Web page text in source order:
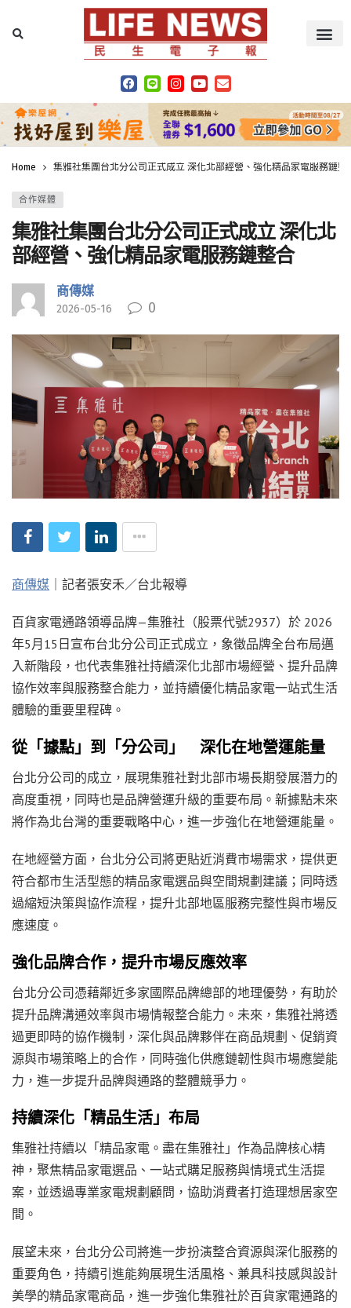
Home 集雅社集團台北分公司正式成立 深化北部經營、強化精品家電服務鏈整
合作媒體
集雅社集團台北分公司正式成立 深化北
部經營、強化精品家電服務鏈整合
商傳媒
2026-05-16 0
商傳媒 ｜記者張安禾／台北報導
百貨家電通路領導品牌—集雅社（股票代號2937）於 2026
年5月15日宣布台北分公司正式成立，象徵品牌全台布局邁
入新階段，也代表集雅社持續深化北部市場經營、提升品牌
協作效率與服務整合能力，並持續優化精品家電一站式生活
體驗的重要里程碑。
從「據點」到「分公司」 深化在地營運能量
台北分公司的成立，展現集雅社對北部市場長期發展潛力的
高度重視，同時也是品牌營運升級的重要布局。新據點未來
將作為北台灣的重要戰略中心，進一步強化在地營運能量。
在地經營方面，台北分公司將更貼近消費市場需求，提供更
符合都市生活型態的精品家電選品與空間規劃建議；同時透
過縮短決策與協作流程，提升北部地區服務完整性與市場反
應速度。
強化品牌合作，提升市場反應效率
台北分公司憑藉鄰近多家國際品牌總部的地理優勢，有助於
提升品牌溝通效率與市場情報整合能力。未來，集雅社將透
過更即時的協作機制，深化與品牌夥伴在商品規劃、促銷資
源與市場策略上的合作，同時強化供應鏈韌性與市場應變能
力，進一步提升品牌與通路的整體競爭力。
持續深化「精品生活」布局
集雅社持續以「精品家電。盡在集雅社」作為品牌核心精
神，聚焦精品家電選品、一站式購足服務與情境式生活提
案，並透過專業家電規劃顧問，協助消費者打造理想居家空
間。
展望未來，台北分公司將進一步扮演整合資源與深化服務的
重要角色，持續引進能夠展現生活風格、兼具科技感與設計
美學的精品家電商品，進一步強化集雅社於百貨家電通路的